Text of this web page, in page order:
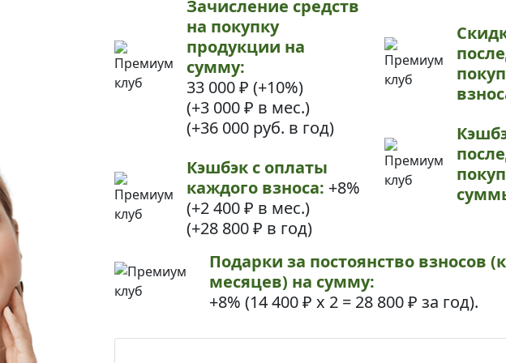
Зачисление средств
на покупку
продукции на
сумму:
33 000 ₽ (+10%)
(+3 000 ₽ в мес.)
(+36 000 руб. в год)
Кэшбэк с оплаты
каждого взноса: +8%
(+2 400 ₽ в мес.)
(+28 800 ₽ в год)
Подарки за постоянство взносов
месяцев) на сумму:
+8% (14 400 ₽ х 2 = 28 800 ₽ за год).